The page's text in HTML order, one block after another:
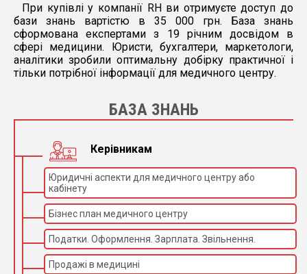
При купівлі у компанії RH ви отримуєте доступ до
бази знань вартістю в 35 000 грн. База знань
сформована експертами з 19 річним досвідом в
сфері медицини. Юристи, бухгалтери, маркетологи,
аналітики зробили оптимальну добірку практичної і
тільки потрібної інформації для медичного центру.
БАЗА ЗНАНЬ
Керівникам
Юридичні аспекти для медичного центру або
кабінету
Бізнес план медичного центру
Податки. Оформлення. Зарплата. Звільнення.
Продажі в медицині